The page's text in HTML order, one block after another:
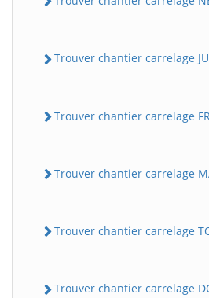
Trouver chantier carrelage
Trouver chantier carrelage
Trouver chantier carrelage
Trouver chantier carrelage
Trouver chantier carrelage